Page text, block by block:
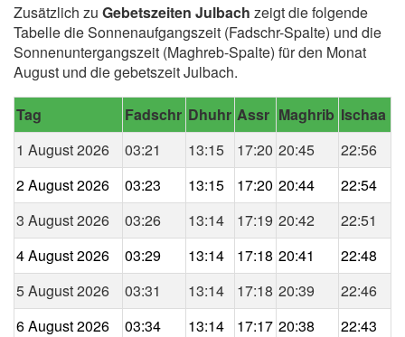
Zusätzlich zu Gebetszeiten Julbach zeigt die folgende
Tabelle die Sonnenaufgangszeit (Fadschr-Spalte) und die
Sonnenuntergangszeit (Maghreb-Spalte) für den Monat
August und die gebetszeit Julbach.
Tag Fadschr Dhuhr Assr Maghrib Ischaa
1 August 2026
03:21 13:15 17:20 20:45
22:56
2 August 2026
03:23 13:15 17:20 20:44
22:54
3 August 2026
03:26 13:14 17:19 20:42
22:51
4 August 2026
03:29 13:14 17:18 20:41
22:48
5 August 2026
03:31 13:14 17:18 20:39
22:46
6 August 2026
03:34 13:14 17:17 20:38
22:43